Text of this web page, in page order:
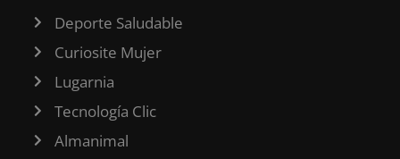
Deporte Saludable
Curiosite Mujer
Lugarnia
Tecnología Clic
Almanimal